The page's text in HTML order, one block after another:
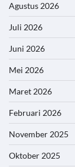
Agustus 2026
Juli 2026
Juni 2026
Mei 2026
Maret 2026
Februari 2026
November 2025
Oktober 2025